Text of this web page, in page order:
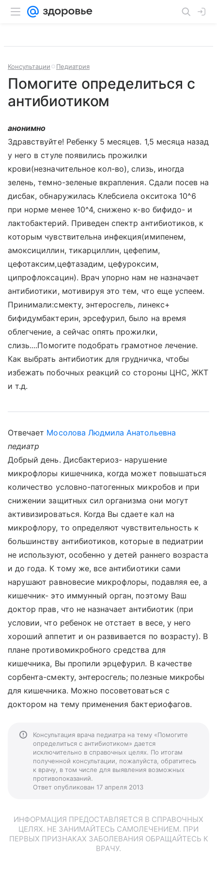
Консультации Педиатрия
Помогите определиться с
антибиотиком
анонимно
Здравствуйте! Ребенку 5 месяцев. 1,5 месяца назад
у него в стуле появились прожилки
крови(незначительное кол-во), слизь, иногда
зелень, темно-зеленые вкрапления. Сдали посев на
дисбак, обнаружилась Клебсиела окситока 10^6
при норме менее 10^4, снижено к-во бифидо- и
лактобактерий. Приведен спектр антибиотиков, к
которым чувствительна инфекция(имипенем,
амоксициллин, тикарциллин, цефепим,
цефотаксим,цефтазадим, цефуроксим,
ципрофлоксацин). Врач упорно нам не назначает
антибиотики, мотивируя это тем, что еще успеем.
Принимали:смекту, энтеросгель, линекс+
бифидумбактерин, эрсефурил, было на время
облегчение, а сейчас опять прожилки,
слизь....Помогите подобрать грамотное лечение.
Как выбрать антибиотик для грудничка, чтобы
избежать побочных реакций со стороны ЦНС, ЖКТ
и т.д.
Отвечает Мосолова Людмила Анатольевна
педиатр
Добрый день. Дисбактериоз- нарушение
микрофлоры кишечника, когда может повышаться
количество условно-патогенных микробов и при
снижении защитных сил организма они могут
активизироваться. Когда Вы сдаете кал на
микрофлору, то определяют чувствительность к
большинству антибиотиков, которые в педиатрии
не используют, особенно у детей раннего возраста
и до года. К тому же, все антибиотики сами
нарушают равновесие микрофлоры, подавляя ее, а
кишечник- это иммунный орган, поэтому Ваш
доктор прав, что не назначает антибиотик (при
условии, что ребенок не отстает в весе, у него
хороший аппетит и он развивается по возрасту). В
плане противомикробного средства для
кишечника, Вы пропили эрцефурил. В качестве
сорбента-смекту, энтеросгель; полезные микробы
для кишечника. Можно посоветоваться с
доктором на тему применения бактериофагов.
Консультация врача педиатра на тему «Помогите
определиться с антибиотиком» дается
исключительно в справочных целях. По итогам
полученной консультации, пожалуйста, обратитесь
к врачу, в том числе для выявления возможных
противопоказаний.
Ответ опубликован 17 апреля 2013
ИНФОРМАЦИЯ ПРЕДОСТАВЛЯЕТСЯ В СПРАВОЧНЫХ
ЦЕЛЯХ. НЕ ЗАНИМАЙТЕСЬ САМОЛЕЧЕНИЕМ. ПРИ
ПЕРВЫХ ПРИЗНАКАХ ЗАБОЛЕВАНИЯ ОБРАЩАЙТЕСЬ К
ВРАЧУ.